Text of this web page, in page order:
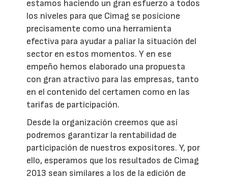
estamos haciendo un gran esfuerzo a todos
los niveles para que Cimag se posicione
precisamente como una herramienta
efectiva para ayudar a paliar la situación del
sector en estos momentos. Y en ese
empeño hemos elaborado una propuesta
con gran atractivo para las empresas, tanto
en el contenido del certamen como en las
tarifas de participación.
Desde la organización creemos que así
podremos garantizar la rentabilidad de
participación de nuestros expositores. Y, por
ello, esperamos que los resultados de Cimag
2013 sean similares a los de la edición de